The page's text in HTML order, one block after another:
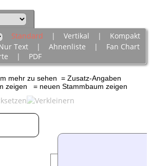
Standard | Vertikal | Kompakt
Text| Ahnenliste | Fan Chart
| PDF
mehr zu sehen = Zusatz-Angaben
= neuen Stammbaum zeigen